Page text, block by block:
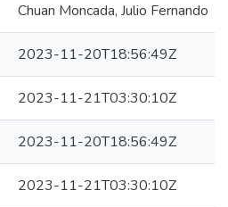
Chuan Moncada, Julio Fernando
2023-11-20T18:56:49Z
2023-11-21T03:30:10Z
2023-11-20T18:56:49Z
2023-11-21T03:30:10Z